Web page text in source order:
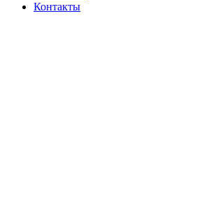
Контакты